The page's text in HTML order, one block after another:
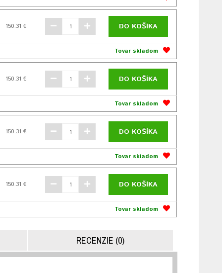
150.31 € DO KOŠÍKA
Tovar skladom
150.31 € DO KOŠÍKA
Tovar skladom
150.31 € DO KOŠÍKA
Tovar skladom
150.31 € DO KOŠÍKA
Tovar skladom
RECENZIE (0)